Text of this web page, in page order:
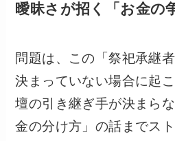
曖昧さが招く「お金の
問題は、この「祭祀承継
決まっていない場合に起
壇の引き継ぎ手が決まら
金の分け方」の話までス